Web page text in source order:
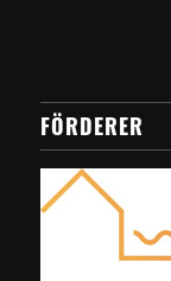
FÖRDERER